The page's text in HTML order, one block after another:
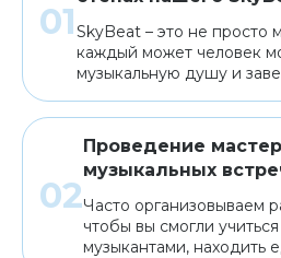
SkyBeat – это не просто
каждый может человек
музыкальную душу и
Проведение
музыкальных
Часто организовываем
чтобы вы смогли
музыкантами, находить